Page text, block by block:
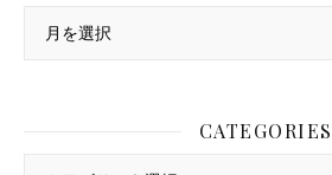
Archives
CATEGORIES
Categories